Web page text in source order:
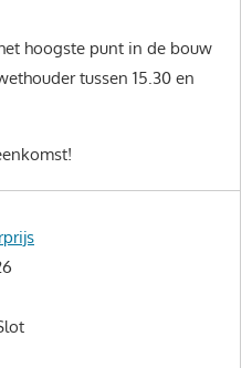
hoogste punt in de bouw
tussen 15.30 en